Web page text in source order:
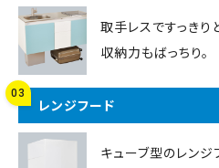
取手レスですっきり
収納力もばっちり。
03
レンジフード
キューブ型のレンジ